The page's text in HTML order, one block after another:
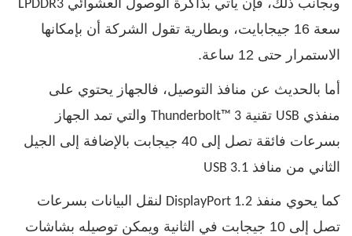
LPDDR3
سعة 16 جيجابايت، وبطارية تقول الشركة أن بإمكانها
الاستمرار حتى 12 ساعة.
أما بالحديث عن منافذ التوصيل، فالجهاز يحتوي على
منفذي USB تقنية Thunderbolt™ 3 والتي تمد الجهاز
بسرعات فائقة تصل إلى 40 جيجابت بالإضافة إلى الجيل
الثاني من منافذ USB 3.1
كما يحوي منفذ DisplayPort 1.2 لنقل البيانات بسرعات
تصل إلى 10 جيجابت في الثانية ويمكن توصيله بشاشات